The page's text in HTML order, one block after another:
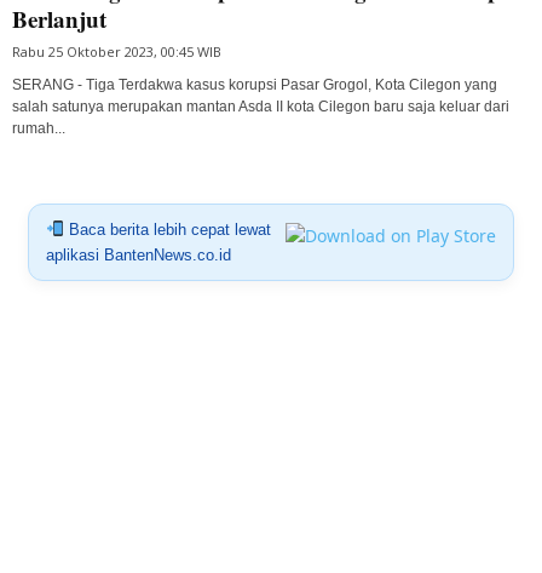
Berlanjut
Rabu 25 Oktober 2023, 00:45 WIB
SERANG - Tiga Terdakwa kasus korupsi Pasar Grogol, Kota Cilegon yang
salah satunya merupakan mantan Asda II kota Cilegon baru saja keluar dari
rumah...
Baca berita lebih cepat lewat
aplikasi BantenNews.co.id